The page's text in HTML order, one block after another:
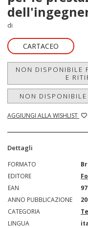
di
CARTACEO
NON DISPONIBILE
E
NON
AGGIUNGI ALLA WISHLIST
Dettagli
FORMATO
EDITORE
EAN
ANNO PUBBLICAZIONE
CATEGORIA
LINGUA